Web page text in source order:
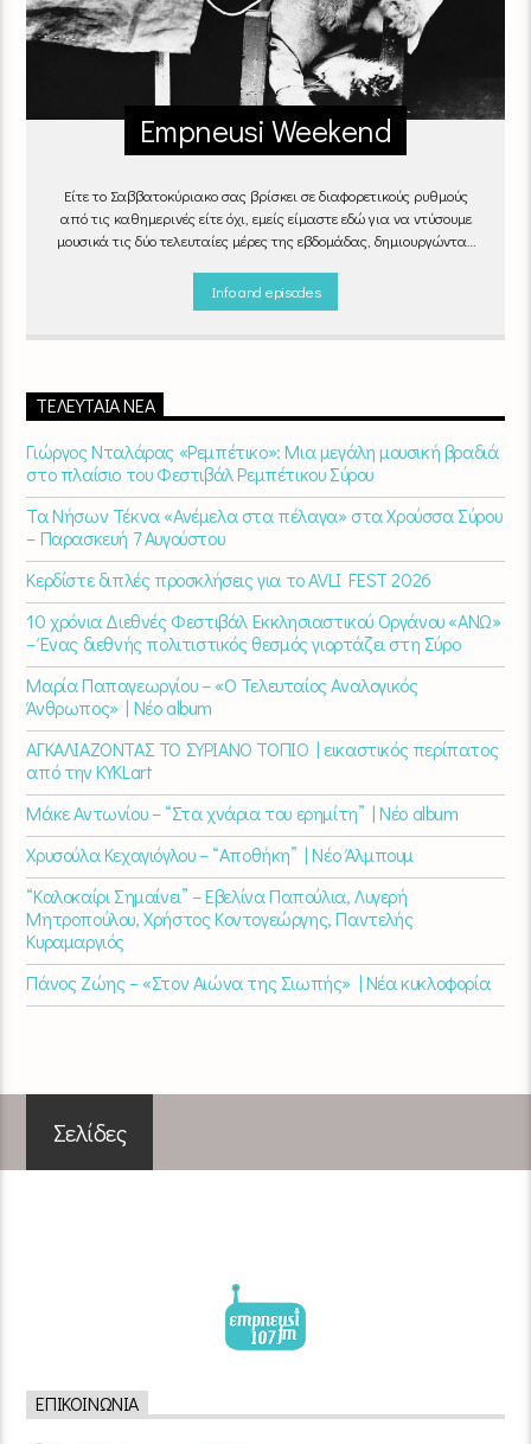
Empneusi Weekend
Είτε το Σαββατοκύριακο σας βρίσκει σε διαφορετικούς ρυθμούς
από τις καθημερινές είτε όχι, εμείς είμαστε εδώ για να ντύσουμε
μουσικά τις δύο τελευταίες μέρες της εβδομάδας, δημιουργώντας
Info and episodes
ΤΕΛΕΥΤΑΊΑ ΝΈΑ
Γιώργος Νταλάρας «Ρεμπέτικο»: Μια μεγάλη μουσική βραδιά
στο πλαίσιο του Φεστιβάλ Ρεμπέτικου Σύρου
Τα Νήσων Τέκνα «Ανέμελα στα πέλαγα» στα Χρούσσα Σύρου
– Παρασκευή 7 Αυγούστου
Κερδίστε διπλές προσκλήσεις για το AVLI FEST 2026
10 χρόνια Διεθνές Φεστιβάλ Εκκλησιαστικού Οργάνου «ΑΝΩ»
– Ένας διεθνής πολιτιστικός θεσμός γιορτάζει στη Σύρο​
Μαρία Παπαγεωργίου – «Ο Τελευταίος Αναλογικός
Άνθρωπος» | Νέο album
ΑΓΚΑΛΙΑΖΟΝΤΑΣ ΤΟ ΣΥΡΙΑΝΟ ΤΟΠΙΟ | εικαστικός περίπατος
από την KYKLart
Μάκε Αντωνίου – “Στα χνάρια του ερημίτη” | Νέο album
Χρυσούλα Κεχαγιόγλου – “Αποθήκη” | Νέο Άλμπουμ
“Καλοκαίρι Σημαίνει” – Εβελίνα Παπούλια, Λυγερή
Μητροπούλου, Χρήστος Κοντογεώργης, Παντελής
Κυραμαργιός
Πάνος Ζώης – «Στον Αιώνα της Σιωπής» | Νέα κυκλοφορία
Σελίδες
ΕΠΙΚΟΙΝΩΝΊΑ